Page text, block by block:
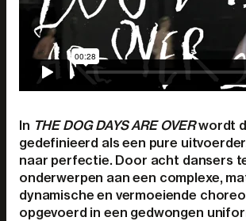
In THE DOG DAYS ARE OVERwordt
gedefinieerd als een pure
naar perfectie. Door acht dansers
onderwerpen aan een complexe,
dynamische en vermoeiende
opgevoerd in een gedwongen